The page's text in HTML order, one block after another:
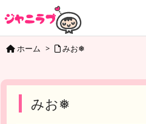
ホーム > みお❅
みお❅